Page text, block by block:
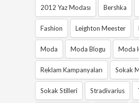
2012 Yaz Modası Bershka
Fashion Leighton Meester
Moda Moda Blogu Moda
Reklam Kampanyaları Sokak
Sokak Stilleri Stradivarius